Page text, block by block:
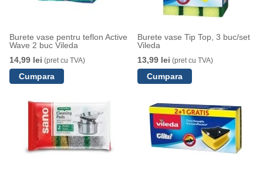
Burete vase pentru teflon Active
Wave 2 buc Vileda
14,99 lei (pret cu TVA)
Burete vase Tip Top, 3 buc/set
Vileda
13,99 lei (pret cu TVA)